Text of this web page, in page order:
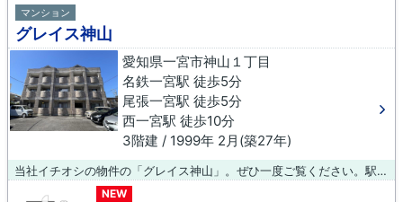
マンション
グレイス神山
愛知県一宮市神山１丁目
名鉄一宮駅 徒歩5分
尾張一宮駅 徒歩5分
西一宮駅 徒歩10分
3階建 / 1999年 2月(築27年)
当社イチオシの物件の「グレイス神山」。ぜひ一度ご覧ください。駅から徒歩5分というのは遊びたい盛りの学生にも魅力的です。共用設備の充実している、楽しく生活できるマンションです。引越し先のお住まいが見つからないとお悩みなら、当社のオススメする賃貸物件はいかがでしょうか？当社では、数多くの物件情報を取り扱っているので、ご希望の物件が見つかります。
NEW